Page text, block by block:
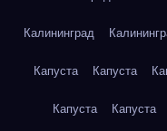
Калининград
Капуста Капуста
Капуста Капуста